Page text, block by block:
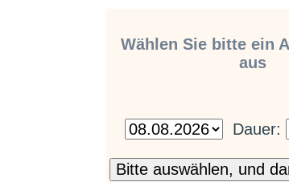
Wählen Sie bitte ein
aus
Dauer: